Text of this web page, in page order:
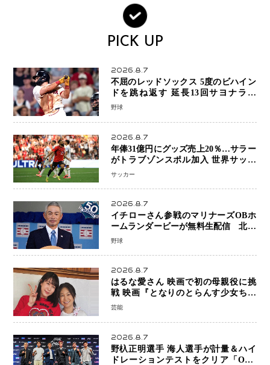
PICK UP
2026.8.7
不屈のレッドソックス 5度のビハイン
ドを跳ね返す 延長13回サヨナラ勝
ち 吉田正尚選手も2安打1打点で貢献 4
野球
2026.8.7
年俸31億円にグッズ売上20％…サラー
がトラブゾンスポル加入 世界サッカ
ーは「五大リーグ一強」から新時代へ
サッカー
2026.8.7
イチローさん参戦のマリナーズOBホ
ームランダービーが無料生配信 北米
ならではの“魅せる興行”に世界が注目
野球
2026.8.7
はるな愛さん 映画で初の母親役に挑
戦 映画『となりのとらんす少女ちゃ
ん』11月7日公開 未来の自分との対話
芸能
2026.8.7
野杁正明選手 海人選手が計量＆ハイ
ドレーションテストをクリア「ONE